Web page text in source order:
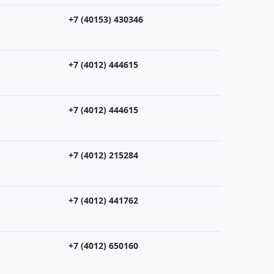
+7 (40153) 430346
+7 (4012) 444615
+7 (4012) 444615
+7 (4012) 215284
+7 (4012) 441762
+7 (4012) 650160